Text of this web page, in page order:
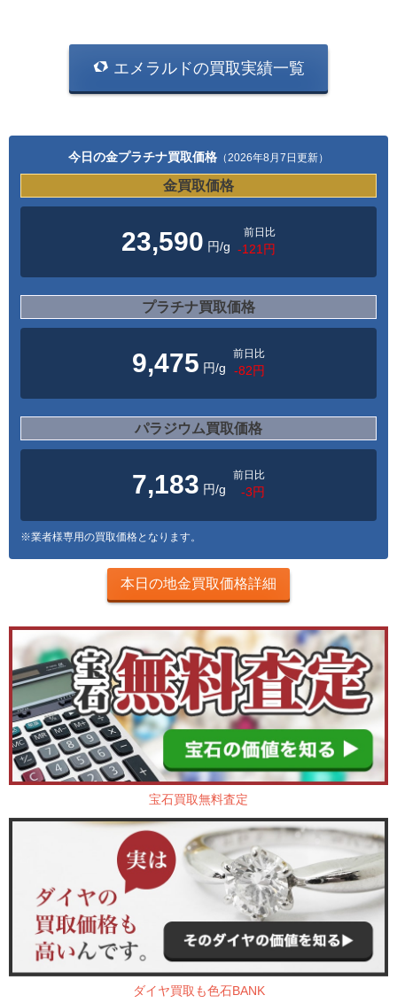
エメラルドの買取実績一覧
今日の金プラチナ買取価格 （2026年8月7日更新）
金買取価格
23,590 円/g
前日比
-121円
プラチナ買取価格
9,475 円/g
前日比
-82円
パラジウム買取価格
7,183 円/g
前日比
-3円
※業者様専用の買取価格となります。
本日の地金買取価格詳細
宝石買取無料査定
ダイヤ買取も色石BANK